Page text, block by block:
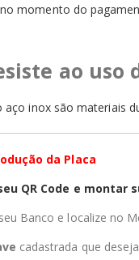
momento do
ao uso
inox são materiais
da Placa
QR Code e montar
Banco e localize no
cadastrada que